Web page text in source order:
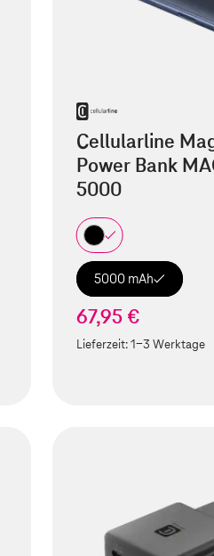
Cellularline
Power Bank
5000
5000 mAh
67,95 €
Lieferzeit:1-3 Werktage